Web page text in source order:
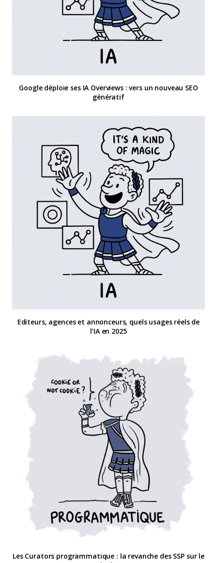
Google déploie ses IA Overviews : vers un nouveau SEO
génératif
Editeurs, agences et annonceurs, quels usages réels de
l’IA en 2025
Les Curators programmatique : la revanche des SSP sur le